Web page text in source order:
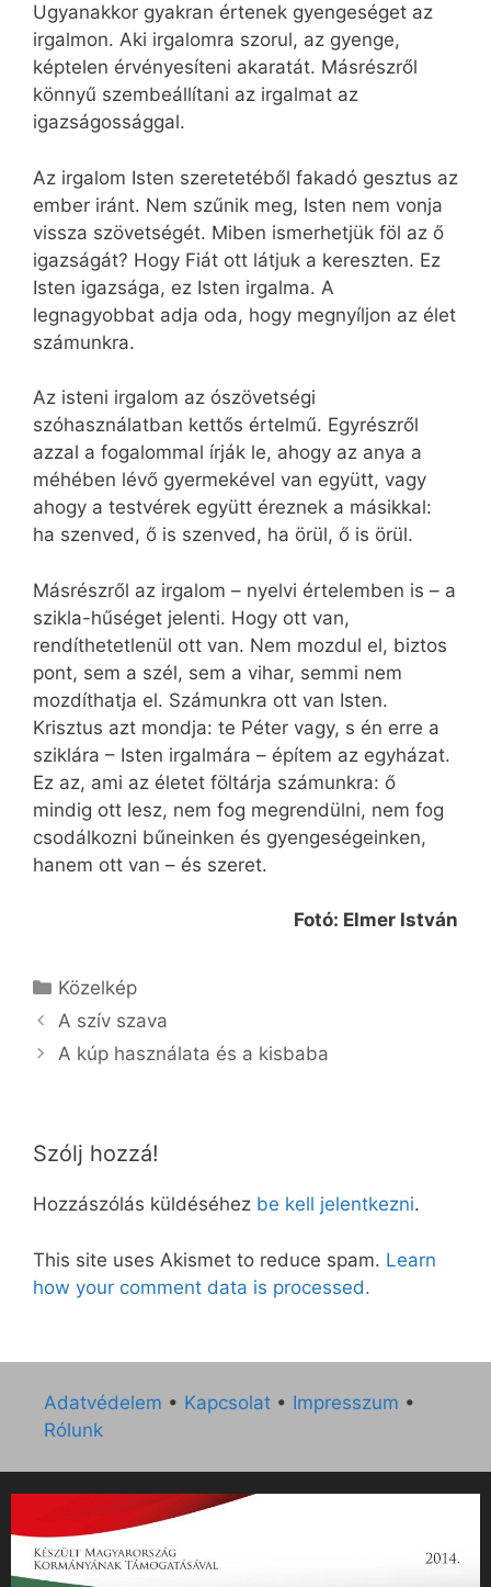
Ugyanakkor gyakran értenek gyengeséget az
irgalmon. Aki irgalomra szorul, az gyenge,
képtelen érvényesíteni akaratát. Másrészről
könnyű szembeállítani az irgalmat az
igazságossággal.
Az irgalom Isten szeretetéből fakadó gesztus az
ember iránt. Nem szűnik meg, Isten nem vonja
vissza szövetségét. Miben ismerhetjük föl az ő
igazságát? Hogy Fiát ott látjuk a kereszten. Ez
Isten igazsága, ez Isten irgalma. A
legnagyobbat adja oda, hogy megnyíljon az élet
számunkra.
Az isteni irgalom az ószövetségi
szóhasználatban kettős értelmű. Egyrészről
azzal a fogalommal írják le, ahogy az anya a
méhében lévő gyermekével van együtt, vagy
ahogy a testvérek együtt éreznek a másikkal:
ha szenved, ő is szenved, ha örül, ő is örül.
Másrészről az irgalom – nyelvi értelemben is – a
szikla-hűséget jelenti. Hogy ott van,
rendíthetetlenül ott van. Nem mozdul el, biztos
pont, sem a szél, sem a vihar, semmi nem
mozdíthatja el. Számunkra ott van Isten.
Krisztus azt mondja: te Péter vagy, s én erre a
sziklára – Isten irgalmára – építem az egyházat.
Ez az, ami az életet föltárja számunkra: ő
mindig ott lesz, nem fog megrendülni, nem fog
csodálkozni bűneinken és gyengeségeinken,
hanem ott van – és szeret.
Fotó: Elmer István
Kategória
Közelkép
A szív szava
A kúp használata és a kisbaba
Szólj hozzá!
Hozzászólás küldéséhez be kell jelentkezni.
This site uses Akismet to reduce spam. Learn
how your comment data is processed.
Adatvédelem • Kapcsolat • Impresszum •
Rólunk